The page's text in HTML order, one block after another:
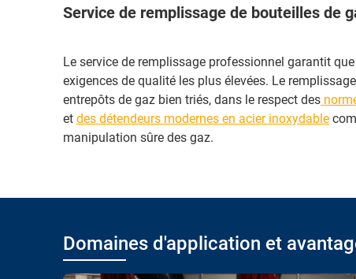
Service de remplissage de bouteilles de
Le service de remplissage professionnel garantit
exigences de qualité les plus élevées. Le
entrepôts de gaz bien triés, dans le respect des
et des détendeurs modernes en acier inoxydable
manipulation sûre des gaz.
Domaines d'application et